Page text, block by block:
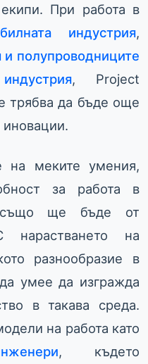
При работа в
индустрия,
и полупроводниците
, Project
трябва да бъде още
на меките умения,
за работа в
също ще бъде от
нарастването на
разнообразие в
умее да изгражда
в такава среда.
на работа като
, където